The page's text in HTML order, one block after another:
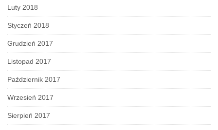
Luty 2018
Styczeń 2018
Grudzień 2017
Listopad 2017
Październik 2017
Wrzesień 2017
Sierpień 2017